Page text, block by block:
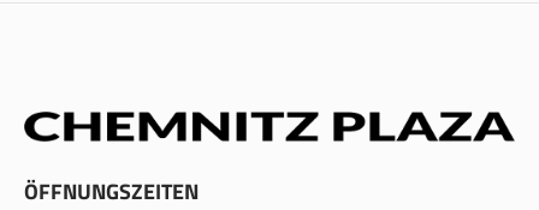
ÖFFNUNGSZEITEN